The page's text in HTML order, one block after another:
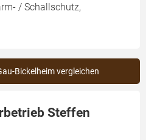
/ Schallschutz,
Bickelheim vergleichen
Steffen